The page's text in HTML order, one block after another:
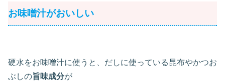
お味噌汁がおいしい
硬水をお味噌汁に使うと、だしに使っている昆布やかつお
ぶしの旨味成分が